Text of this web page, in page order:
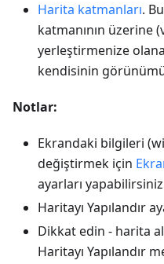
Harita katmanları.
katmanının üzerine
yerleştirmenize
kendisinin
Notlar:
Ekrandaki bilgileri
değiştirmek için
ayarları
Haritayı Yapılandır
Dikkat edin - harita
Haritayı Yapılandır